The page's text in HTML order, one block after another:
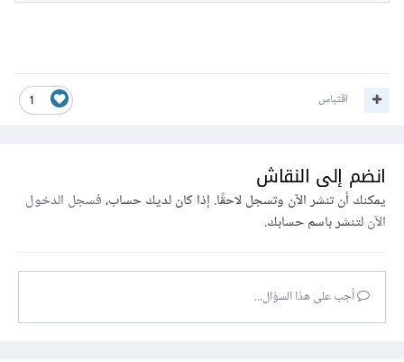
1 اقتباس
انضم إلى النقاش
يمكنك أن تنشر الآن وتسجل لاحقًا. إذا كان لديك حساب،فسجل الدخول
الآنلتنشر باسم حسابك.
أجب على هذا السؤال...